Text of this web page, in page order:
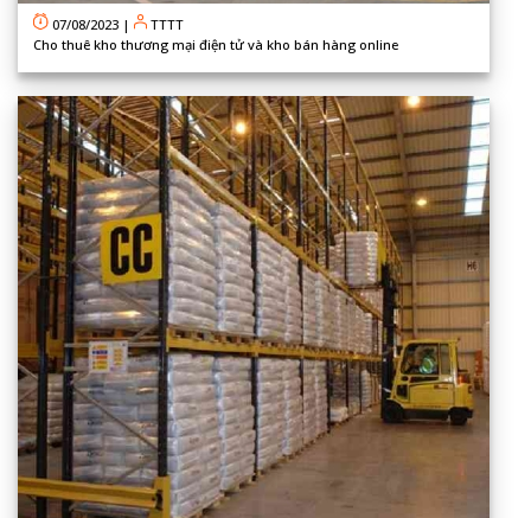
07/08/2023 |
TTTT
Cho thuê kho thương mại điện tử và kho bán hàng online